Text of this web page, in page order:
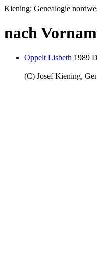
Kiening: Genealogie
nach
Oppelt Lisbeth 1989
(C) Josef Kiening,